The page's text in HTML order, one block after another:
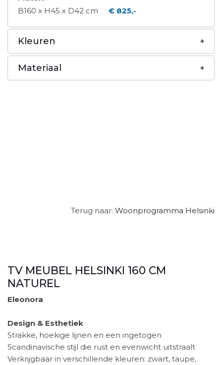
B160 x H45 x D42 cm
€ 825,-
Kleuren
Materiaal
Terug naar: Woonprogramma Helsinki
TV MEUBEL HELSINKI 160 CM
NATUREL
Eleonora
Design & Esthetiek
Strakke, hoekige lijnen en een ingetogen
Scandinavische stijl die rust en evenwicht uitstraalt
Verkrijgbaar in verschillende kleuren: zwart, taupe,